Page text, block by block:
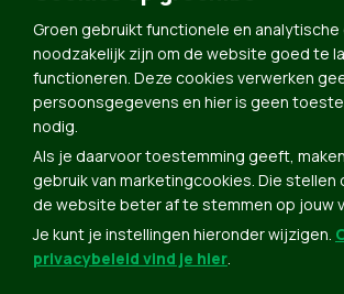
Contact
Groen in je buurt
Meldpunt
Word lid
Agenda
Bekijk kalender
Verleng je lidmaatschap
Programma oktober 2024
Groen gebruikt functionele en analytische
noodzakelijk zijn om de website goed te
functioneren. Deze cookies verwerken
persoonsgegevens en hier is geen
nodig.
Als je daarvoor toestemming geeft,
gebruik van marketingcookies. Die stellen
de website beter af te stemmen op jouw
Je kunt je instellingen hieronder wijzigen.
privacybeleid vind je hier.